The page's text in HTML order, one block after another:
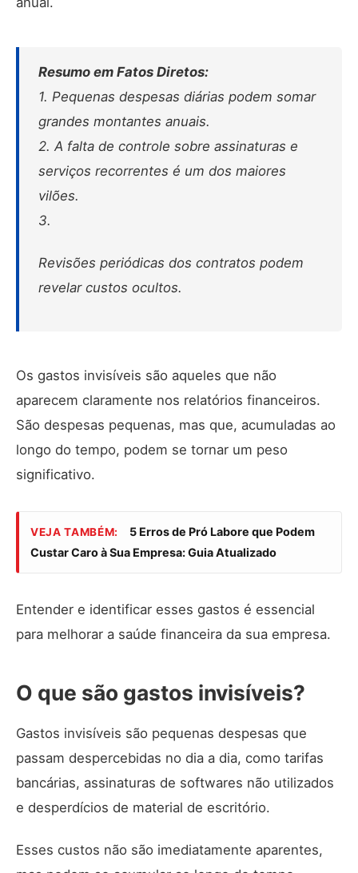
Resumo em Fatos Diretos:
1. Pequenas despesas diárias podem somar
grandes montantes anuais.
2. A falta de controle sobre assinaturas e
serviços recorrentes é um dos maiores
vilões.
3.
Revisões periódicas dos contratos podem
revelar custos ocultos.
Os gastos invisíveis são aqueles que não
aparecem claramente nos relatórios financeiros.
São despesas pequenas, mas que, acumuladas ao
longo do tempo, podem se tornar um peso
significativo.
VEJA TAMBÉM:
5 Erros de Pró Labore que Podem
Custar Caro à Sua Empresa: Guia Atualizado
Entender e identificar esses gastos é essencial
para melhorar a saúde financeira da sua empresa.
O que são gastos invisíveis?
Gastos invisíveis são pequenas despesas que
passam despercebidas no dia a dia, como tarifas
bancárias, assinaturas de softwares não utilizados
e desperdícios de material de escritório.
Esses custos não são imediatamente aparentes,